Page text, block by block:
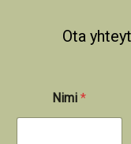
Ota
Nimi*